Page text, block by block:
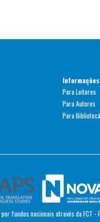
Informações
Para Leitores
Para Autores
Para
por fundos nacionais através da FCT